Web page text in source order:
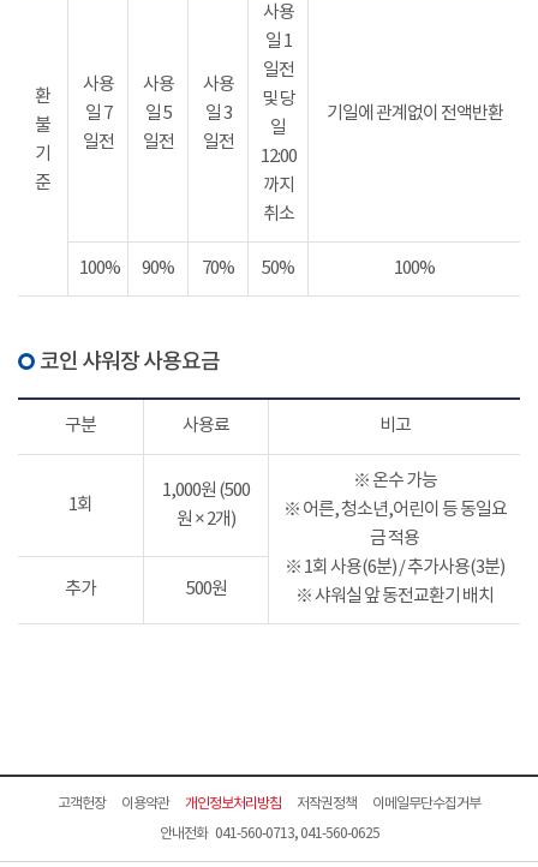
환
불
기
준
사용
일 7
일전
사용
일 5
일전
사용
일 3
일전
사용
일 1
일전
및 당
일
12:00
까지
취소
기일에 관계없이 전액반환
100% 90% 70% 50% 100%
코인 샤워장 사용요금
구분 사용료 비고
1회
1,000원 (500
원 × 2개)
※ 온수 가능
※ 어른, 청소년,어린이 등 동일요
금 적용
※ 1회 사용(6분) / 추가사용(3분)
※ 샤워실 앞 동전교환기 배치
추가 500원
고객헌장 이용약관 개인정보처리방침 저작권정책
이메일무단수집거부
안내전화 041-560-0713, 041-560-0625